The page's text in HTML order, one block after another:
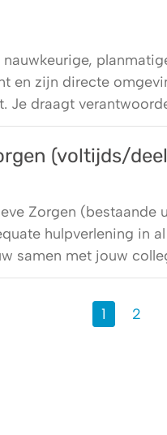
en zijn directe
draagt
(voltijds/
Zorgen (bestaande
hulpverlening in
samen met jouw
1 2